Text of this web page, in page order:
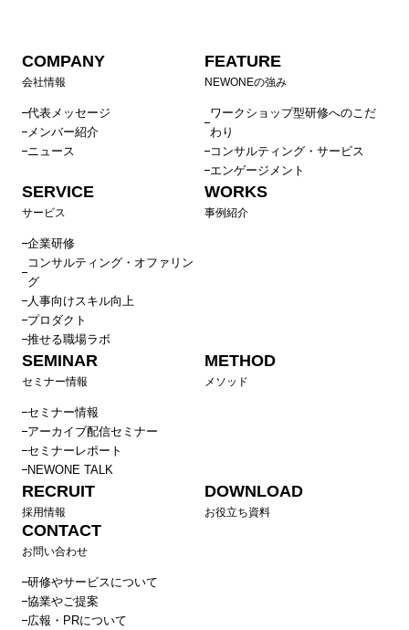
COMPANY
会社情報
代表メッセージ
メンバー紹介
ニュース
FEATURE
NEWONEの強み
ワークショップ型研修へのこだ
わり
コンサルティング・サービス
エンゲージメント
SERVICE
サービス
企業研修
コンサルティング・オファリン
グ
人事向けスキル向上
プロダクト
推せる職場ラボ
WORKS
事例紹介
SEMINAR
セミナー情報
セミナー情報
アーカイブ配信セミナー
セミナーレポート
NEWONE TALK
METHOD
メソッド
RECRUIT
採用情報
DOWNLOAD
お役立ち資料
CONTACT
お問い合わせ
研修やサービスについて
協業やご提案
広報・PRについて